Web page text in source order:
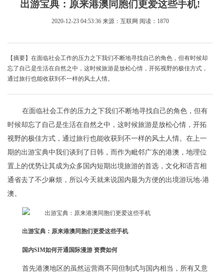
出游宝典：原来港澳同胞们更爱这些手机!
2020-12-23 04:53:36 来源：互联网 阅读：1870
【摘要】在面临社会工作的压力之下我们不断地寻找自己的角色，但有时候却
忘了自己是生活在自然之中，这时候旅游是放松心情，开拓视野的极佳方式，
通过旅行也能收获到不一样的风土人情。
在面临社会工作的压力之下我们不断地寻找自己的角色，但有
时候却忘了自己是生活在自然之中，这时候旅游是放松心情，开拓
视野的极佳方式，通过旅行也能收获到不一样的风土人情。在上一
期的出游宝典中我们谈到了日韩，而作为毗邻广东的港澳，地理位
置上的优势让其成为众多国内短期出境旅游的首选，文化和语言相
通省去了不少麻烦，所以今天就来说国内最为方便的出境游玩地-港
澳。
出游宝典：原来港澳同胞们更爱这些手机
国内SIM如何开通国际漫游 资费如何
首先港澳地区的虽然运营商不同但制式与国内相当，所有又意